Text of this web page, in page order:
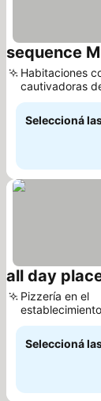
sequence
Habitaciones
cautivadoras
Seleccioná
all day
Pizzería en el
queso casero.
Seleccioná